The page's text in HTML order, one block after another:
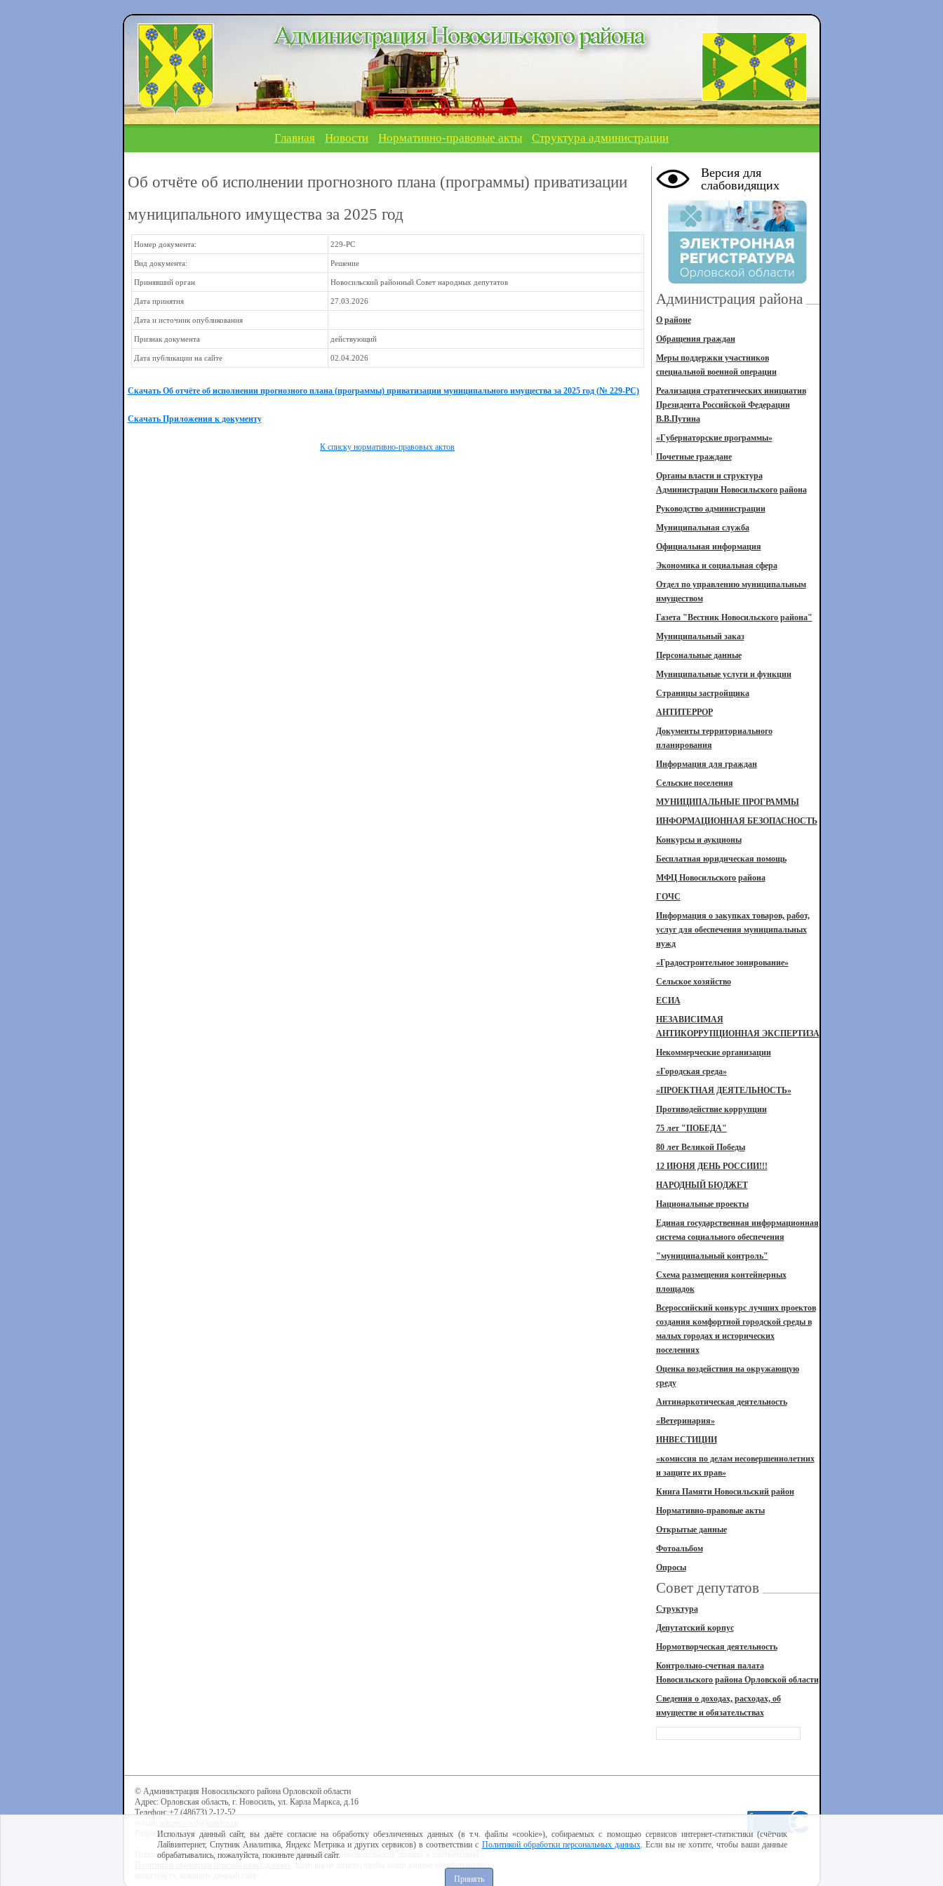
Главная Новости Нормативно-правовые акты Структура администрации
Об отчёте об исполнении прогнозного плана (программы) приватизации
муниципального имущества за 2025 год
Номер документа: 229-РС
Вид документа: Решение
Принявший орган Новосильский районный Совет народных депутатов
Дата принятия 27.03.2026
Дата и источник опубликования
Признак документа действующий
Дата публикации на сайте 02.04.2026
Скачать Об отчёте об исполнении прогнозного плана (программы) приватизации муниципального имущества за 2025 год (№ 229-РС)
Скачать Приложения к документу
К списку нормативно-правовых актов
Версия для
слабовидящих
Администрация района
О районе
Обращения граждан
Меры поддержки участников
специальной военной операции
Реализация стратегических инициатив
Президента Российской Федерации
В.В.Путина
«Губернаторские программы»
Почетные граждане
Органы власти и структура
Администрации Новосильского района
Руководство администрации
Муниципальная служба
Официальная информация
Экономика и социальная сфера
Отдел по управлению муниципальным
имуществом
Газета "Вестник Новосильского района"
Муниципальный заказ
Персональные данные
Муниципальные услуги и функции
Страницы застройщика
АНТИТЕРРОР
Документы территориального
планирования
Информация для граждан
Сельские поселения
МУНИЦИПАЛЬНЫЕ ПРОГРАММЫ
ИНФОРМАЦИОННАЯ БЕЗОПАСНОСТЬ
Конкурсы и аукционы
Бесплатная юридическая помощь
МФЦ Новосильского района
ГОЧС
Информация о закупках товаров, работ,
услуг для обеспечения муниципальных
нужд
«Градостроительное зонирование»
Сельское хозяйство
ЕСИА
НЕЗАВИСИМАЯ
АНТИКОРРУПЦИОННАЯ ЭКСПЕРТИЗА
Некоммерческие организации
«Городская среда»
«ПРОЕКТНАЯ ДЕЯТЕЛЬНОСТЬ»
Противодействие коррупции
75 лет "ПОБЕДА"
80 лет Великой Победы
12 ИЮНЯ ДЕНЬ РОССИИ!!!
НАРОДНЫЙ БЮДЖЕТ
Национальные проекты
Единая государственная информационная
система социального обеспечения
"муниципальный контроль"
Схема размещения контейнерных
площадок
Всероссийский конкурс лучших проектов
создания комфортной городской среды в
малых городах и исторических
поселениях
Оценка воздействия на окружающую
среду
Антинаркотическая деятельность
«Ветеринария»
ИНВЕСТИЦИИ
«комиссия по делам несовершеннолетних
и защите их прав»
Книга Памяти Новосильский район
Нормативно-правовые акты
Открытые данные
Фотоальбом
Опросы
Совет депутатов
Структура
Депутатский корпус
Нормотворческая деятельность
Контрольно-счетная палата
Новосильского района Орловской области
Сведения о доходах, расходах, об
имуществе и обязательствах
© Администрация Новосильского района Орловской области
Адрес: Орловская область, г. Новосиль, ул. Карла Маркса, д.16
Телефон: +7 (48673) 2-12-52
Разработка сайта -Центр интернет-образования
Используя данный сайт, вы даёте согласие на обработку пользовательских данных в соответствии с
Используя данный сайт, вы даёте согласие на обработку обезличенных данных (в т.ч. файлы «cookie»), собираемых с помощью сервисов интернет-статистики (счётчик
Лайвинтернет, Спутник Аналитика, Яндекс Метрика и других сервисов) в соответствии с Политикой обработки персональных данных. Если вы не хотите, чтобы ваши данные
обрабатывались, пожалуйста, покиньте данный сайт.
Принять